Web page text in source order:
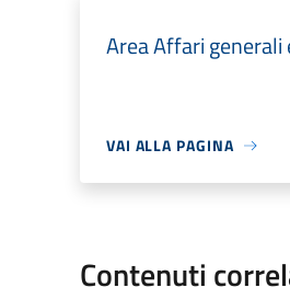
Area Affari
VAI ALLA PAGINA
Contenuti